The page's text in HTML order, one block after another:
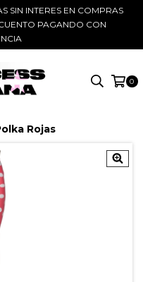
SIN INTERES EN COMPRAS
PAGANDO CON
0
Rojas